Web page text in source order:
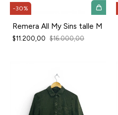
-30%
Remera All My Sins talle M
$11.200,00 $16.000,00